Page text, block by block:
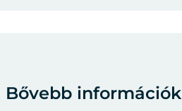
Bővebb információk